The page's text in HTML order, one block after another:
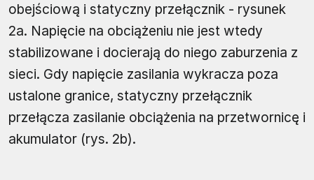
obejściową i statyczny przełącznik - rysunek
2a. Napięcie na obciążeniu nie jest wtedy
stabilizowane i docierają do niego zaburzenia z
sieci. Gdy napięcie zasilania wykracza poza
ustalone granice, statyczny przełącznik
przełącza zasilanie obciążenia na przetwornicę i
akumulator (rys. 2b).